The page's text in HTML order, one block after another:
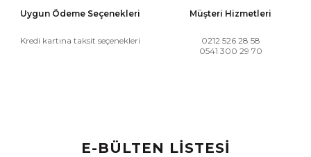
Uygun Ödeme Seçenekleri
Kredi kartına taksit seçenekleri
Müşteri Hizmetleri
0212 526 28 58
0541 300 29 70
E-BÜLTEN LİSTESİ